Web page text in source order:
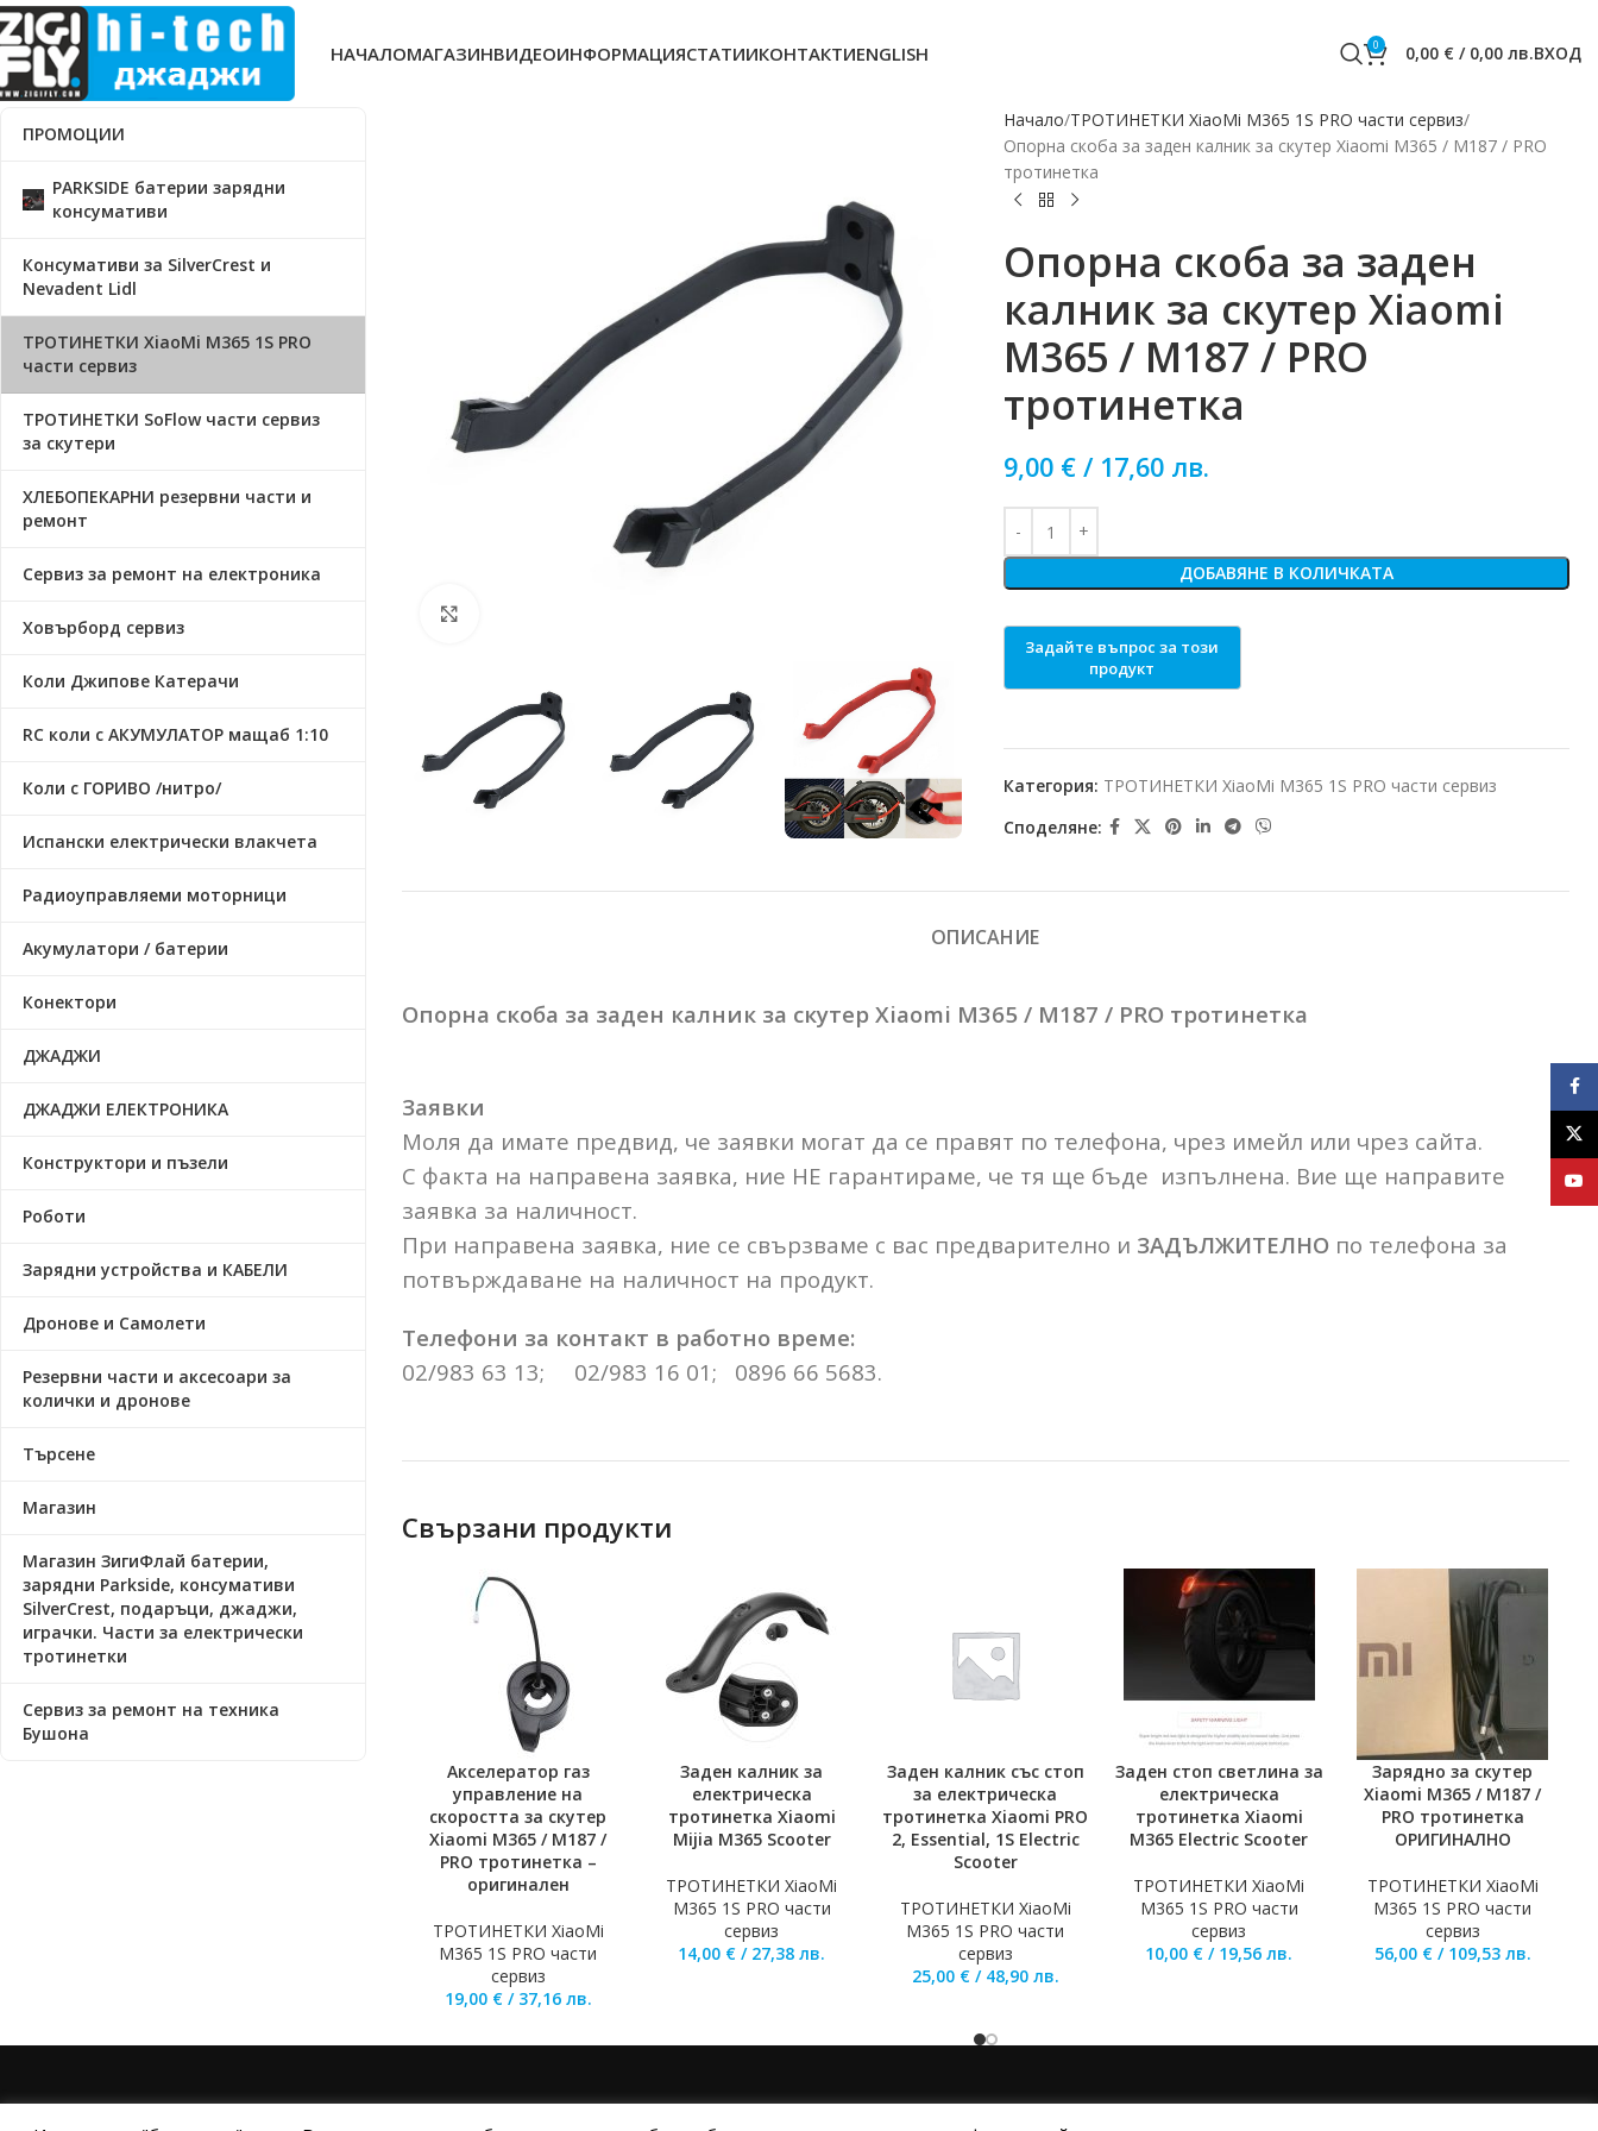
НАЧАЛОМАГАЗИНВИДЕОИНФОРМАЦИЯСТАТИИКОНТАКТИENGLISH 0 0,00 € / 0,00 лв.ВХОД
ПРОМОЦИИ
PARKSIDE батерии зарядни
консумативи
Консумативи за SilverCrest и
Nevadent Lidl
ТРОТИНЕТКИ XiaoMi M365 1S PRO
части сервиз
ТРОТИНЕТКИ SoFlow части сервиз
за скутери
ХЛЕБОПЕКАРНИ резервни части и
ремонт
Сервиз за ремонт на електроника
Ховърборд сервиз
Коли Джипове Катерачи
RC коли с АКУМУЛАТОР мащаб 1:10
Коли с ГОРИВО /нитро/
Испански електрически влакчета
Радиоуправляеми моторници
Акумулатори / батерии
Конектори
ДЖАДЖИ
ДЖАДЖИ ЕЛЕКТРОНИКА
Конструктори и пъзели
Роботи
Зарядни устройства и КАБЕЛИ
Дронове и Самолети
Резервни части и аксесоари за
колички и дронове
Търсене
Магазин
Магазин ЗигиФлай батерии,
зарядни Parkside, консумативи
SilverCrest, подаръци, джаджи,
играчки. Части за електрически
тротинетки
Сервиз за ремонт на техника
Бушона
Начало ТРОТИНЕТКИ XiaoMi M365 1S PRO части сервиз
Опорна скоба за заден калник за скутер Xiaomi M365 / M187 / PRO
тротинетка
Опорна скоба за заден
калник за скутер Xiaomi
M365 / M187 / PRO
тротинетка
9,00 € / 17,60 лв.
ДОБАВЯНЕ В КОЛИЧКАТА
Категория: ТРОТИНЕТКИ XiaoMi M365 1S PRO части сервиз
Споделяне:
ОПИСАНИЕ
Опорна скоба за заден калник за скутер Xiaomi M365 / M187 / PRO тротинетка
Заявки
Моля да имате предвид, че заявки могат да се правят по телефона, чрез имейл или чрез сайта.
С факта на направена заявка, ние НЕ гарантираме, че тя ще бъде изпълнена. Вие ще направите
заявка за наличност.
При направена заявка, ние се свързваме с вас предварително и ЗАДЪЛЖИТЕЛНОпо телефона за
потвърждаване на наличност на продукт.
Телефони за контакт в работно време:
02/983 63 13; 02/983 16 01; 0896 66 5683.
Свързани продукти
ДОБАВЯНЕ В КОЛИЧКАТА
Акселератор газ
управление на
скоростта за скутер
Xiaomi M365 / M187 /
PRO тротинетка –
оригинален
ТРОТИНЕТКИ XiaoMi
M365 1S PRO части
сервиз
19,00 € / 37,16 лв.
ДОБАВЯНЕ В КОЛИЧКАТА
Заден калник за
електрическа
тротинетка Xiaomi
Mijia M365 Scooter
ТРОТИНЕТКИ XiaoMi
M365 1S PRO части
сервиз
14,00 € / 27,38лв.
ДОБАВЯНЕ В КОЛИЧКАТА
Заден калник със стоп
за електрическа
тротинетка Xiaomi PRO
2, Essential, 1S Electric
Scooter
ТРОТИНЕТКИ XiaoMi
M365 1S PRO части
сервиз
25,00 € / 48,90 лв.
ДОБАВЯНЕ В КОЛИЧКАТА
Заден стоп светлина за
електрическа
тротинетка Xiaomi
M365 Electric Scooter
ТРОТИНЕТКИ XiaoMi
M365 1S PRO части
сервиз
10,00 € / 19,56лв.
ДОБАВЯНЕ В КОЛИЧКАТА
Зарядно за скутер
Xiaomi M365 / M187 /
PRO тротинетка
ОРИГИНАЛНО
ТРОТИНЕТКИ XiaoMi
M365 1S PRO части
сервиз
56,00 € / 109,53 лв.
НАЧАЛООБЩИ УСЛОВИЯУСЛОВИЯ И ПРАВИЛАПОЛИТИКА НА БИСКВИТКИТЕПОЛИТИКА ЗА ПОВЕРИТЕЛНОСТНАЧИНИ НА ПЛАЩАНЕИЗПРАТЕТЕ ЗАПИТВАНЕ